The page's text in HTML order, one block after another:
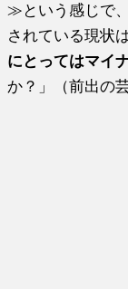
≫という感じで
されている現状
にとってはマイ
か？」（前出の